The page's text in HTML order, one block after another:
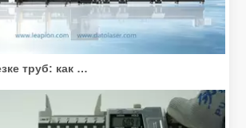
Революция в резке труб: как станки для лазерной резки труб меняют производство